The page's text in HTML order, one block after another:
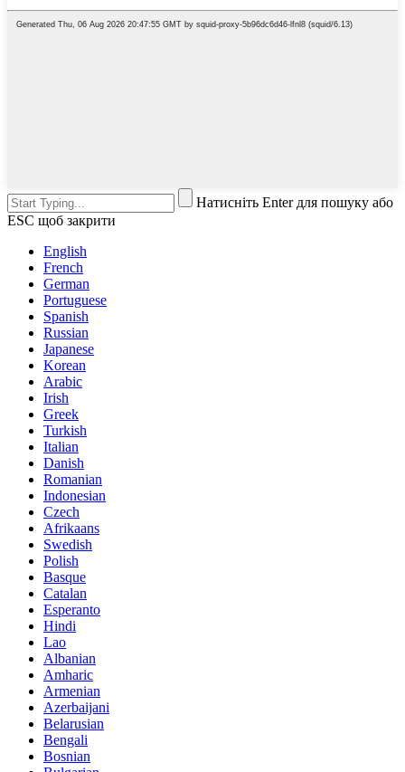
Натисніть Enter для пошуку або
ESC щоб закрити
English
French
German
Portuguese
Spanish
Russian
Japanese
Korean
Arabic
Irish
Greek
Turkish
Italian
Danish
Romanian
Indonesian
Czech
Afrikaans
Swedish
Polish
Basque
Catalan
Esperanto
Hindi
Lao
Albanian
Amharic
Armenian
Azerbaijani
Belarusian
Bengali
Bosnian